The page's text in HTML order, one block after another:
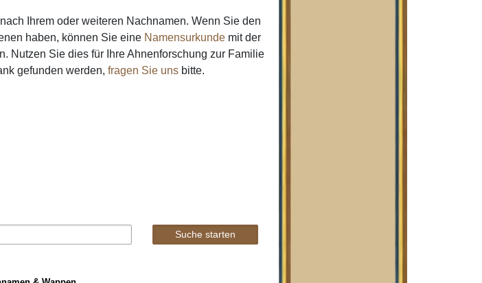
Ihrem oder weiteren Nachnamen. Wenn Sie den
haben, können Sie eine Namensurkunde mit der
Nutzen Sie dies für Ihre Ahnenforschung zur Familie
gefunden werden,fragen Sie uns bitte.